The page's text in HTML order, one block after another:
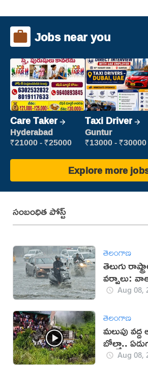
Jobs near you
Care Taker
Hyderabad
₹21000 - ₹25000
Taxi Driver
Guntur
₹13000 - ₹30000
Explore more
సంబంధిత పోస్ట్
తెలంగాణ
తెలుగు
వర్షాలు:
Aug 08,
తెలంగాణ
మలుపు వద్ద
బోల్తా..
(వీడియో)
Aug 08,